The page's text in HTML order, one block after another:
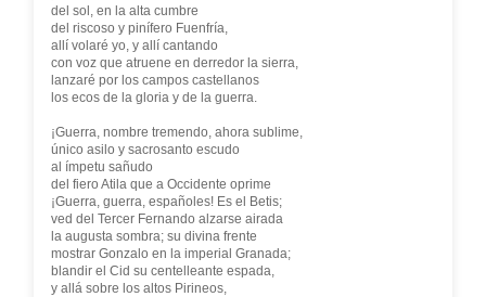
del sol, en la alta cumbre
del riscoso y pinífero Fuenfría,
allí volaré yo, y allí cantando
con voz que atruene en derredor la sierra,
lanzaré por los campos castellanos
los ecos de la gloria y de la guerra.
¡Guerra, nombre tremendo, ahora sublime,
único asilo y sacrosanto escudo
al ímpetu sañudo
del fiero Atila que a Occidente oprime
¡Guerra, guerra, españoles! Es el Betis;
ved del Tercer Fernando alzarse airada
la augusta sombra; su divina frente
mostrar Gonzalo en la imperial Granada;
blandir el Cid su centelleante espada,
y allá sobre los altos Pirineos,